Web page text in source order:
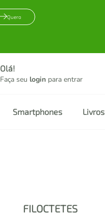
Quero
Olá!
Faça seu login para entrar
Smartphones Livros
FILOCTETES